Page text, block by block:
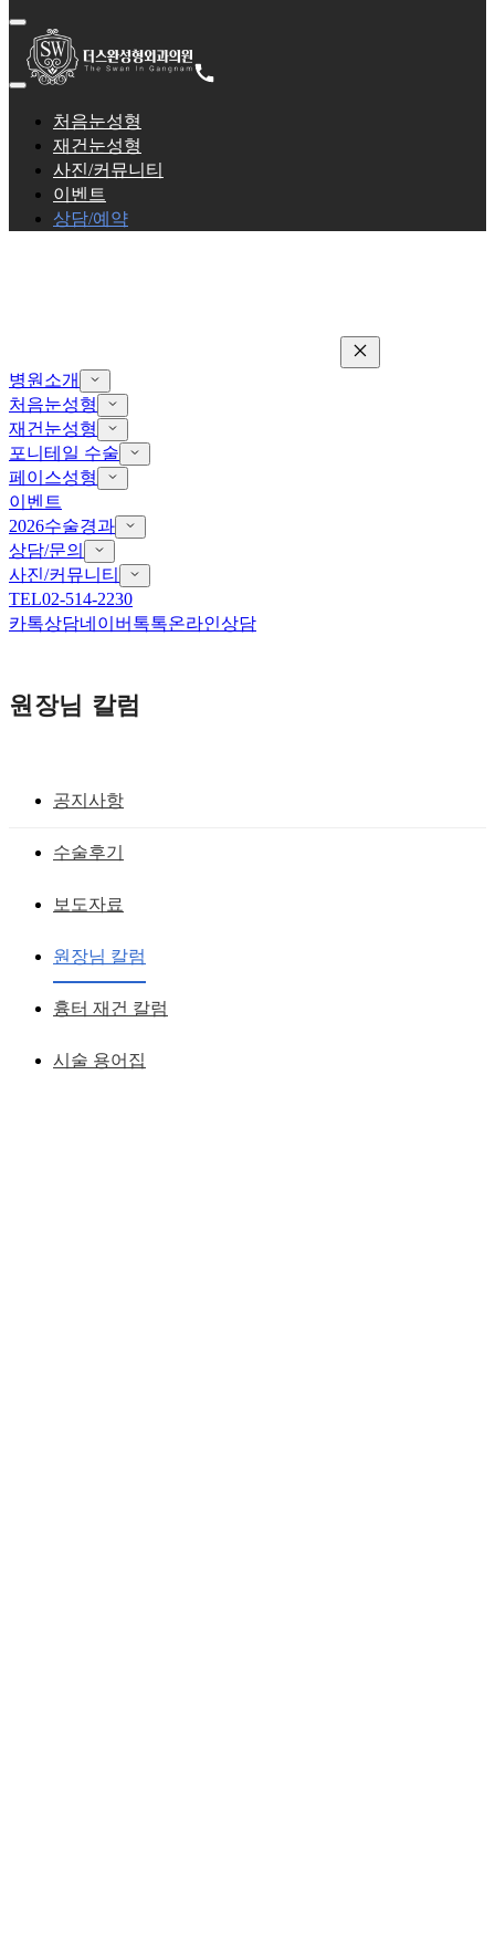
처음눈성형
재건눈성형
사진/커뮤니티
이벤트
상담/예약
병원소개
처음눈성형
재건눈성형
포니테일 수술
페이스성형
이벤트
2026수술경과
상담/문의
사진/커뮤니티
TEL02-514-2230
카톡상담네이버톡톡온라인상담
원장님 칼럼
공지사항
수술후기
보도자료
원장님 칼럼
흉터 재건 칼럼
시술 용어집
입이 나오고 코끝이 납작한 경우의 코수
는 코수술
황성호 원장작성일2012.05.02